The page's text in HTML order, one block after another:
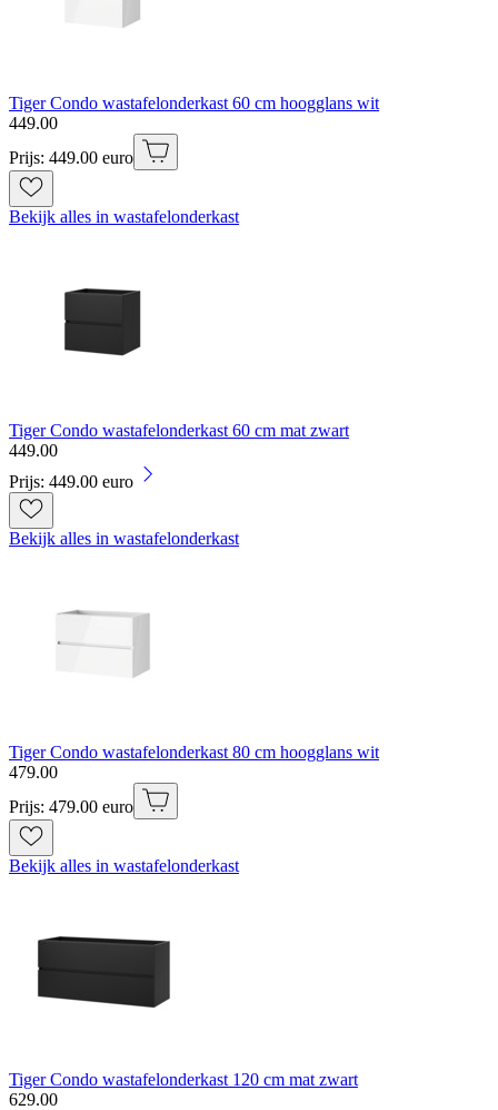
Tiger Condo wastafelonderkast 60 cm hoogglans wit
449.00
Prijs: 449.00 euro
Bekijk alles in wastafelonderkast
Tiger Condo wastafelonderkast 60 cm mat zwart
449.00
Prijs: 449.00 euro
Bekijk alles in wastafelonderkast
Tiger Condo wastafelonderkast 80 cm hoogglans wit
479.00
Prijs: 479.00 euro
Bekijk alles in wastafelonderkast
Tiger Condo wastafelonderkast 120 cm mat zwart
629.00